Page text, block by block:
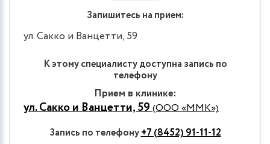
Запишитесь на прием:
ул. Сакко и Ванцетти, 59
К этому специалисту доступна запись по
телефону
Прием в клинике:
ул. Сакко и Ванцетти, 59(ООО «ММК»)
Запись по телефону+7 (8452) 91-11-12